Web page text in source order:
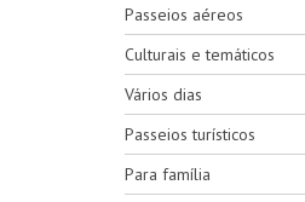
Passeios aéreos
Culturais e temáticos
Vários dias
Passeios turísticos
Para família